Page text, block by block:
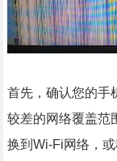
首先，确认您的手
较差的网络覆盖范
换到Wi-Fi网络，